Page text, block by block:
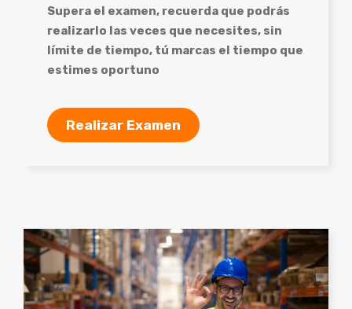
Supera el examen, recuerda que podrás
realizarlo las veces que necesites, sin
límite de tiempo, tú marcas el tiempo que
estimes oportuno
Realizar Examen